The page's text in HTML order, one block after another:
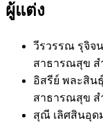
ผู้แต่ง
วีรวรรณ รุจิจ
สาธารณสุข
อิสรีย์ พละสิน
สาธารณสุข
สุณี เลิศสินอุด